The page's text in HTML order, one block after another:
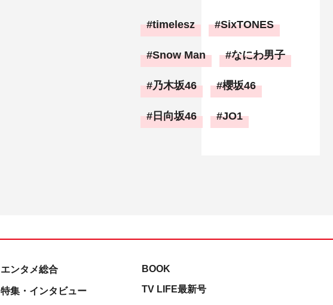
timelesz SixTONES
Snow Man なにわ男子
乃木坂46 櫻坂46
日向坂46 JO1
エンタメ総合
特集・インタビュー
BOOK
TV LIFE最新号